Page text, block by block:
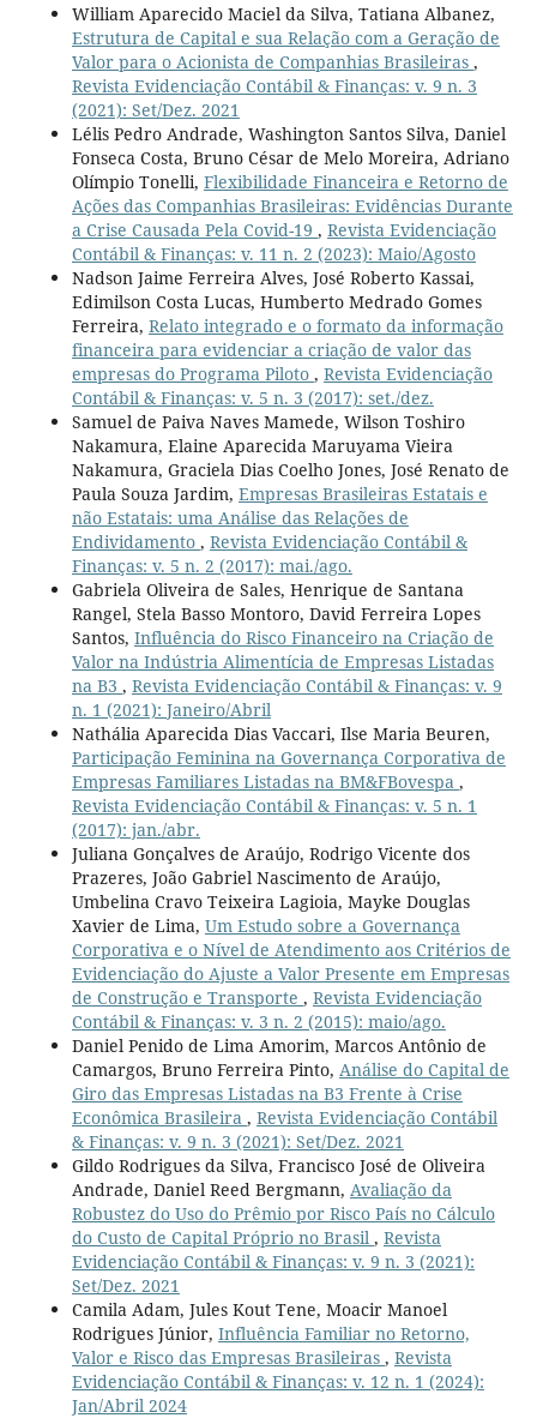
William Aparecido Maciel da Silva, Tatiana Albanez,
Estrutura de Capital e sua Relação com a Geração de
Valor para o Acionista de Companhias Brasileiras ,
Revista Evidenciação Contábil & Finanças: v. 9 n. 3
(2021): Set/Dez. 2021
Lélis Pedro Andrade, Washington Santos Silva, Daniel
Fonseca Costa, Bruno César de Melo Moreira, Adriano
Olímpio Tonelli, Flexibilidade Financeira e Retorno de
Ações das Companhias Brasileiras: Evidências Durante
a Crise Causada Pela Covid-19 , Revista Evidenciação
Contábil & Finanças: v. 11 n. 2 (2023): Maio/Agosto
Nadson Jaime Ferreira Alves, José Roberto Kassai,
Edimilson Costa Lucas, Humberto Medrado Gomes
Ferreira, Relato integrado e o formato da informação
financeira para evidenciar a criação de valor das
empresas do Programa Piloto , Revista Evidenciação
Contábil & Finanças: v. 5 n. 3 (2017): set./dez.
Samuel de Paiva Naves Mamede, Wilson Toshiro
Nakamura, Elaine Aparecida Maruyama Vieira
Nakamura, Graciela Dias Coelho Jones, José Renato de
Paula Souza Jardim, Empresas Brasileiras Estatais e
não Estatais: uma Análise das Relações de
Endividamento , Revista Evidenciação Contábil &
Finanças: v. 5 n. 2 (2017): mai./ago.
Gabriela Oliveira de Sales, Henrique de Santana
Rangel, Stela Basso Montoro, David Ferreira Lopes
Santos, Influência do Risco Financeiro na Criação de
Valor na Indústria Alimentícia de Empresas Listadas
na B3 , Revista Evidenciação Contábil & Finanças: v. 9
n. 1 (2021): Janeiro/Abril
Nathália Aparecida Dias Vaccari, Ilse Maria Beuren,
Participação Feminina na Governança Corporativa de
Empresas Familiares Listadas na BM&FBovespa ,
Revista Evidenciação Contábil & Finanças: v. 5 n. 1
(2017): jan./abr.
Juliana Gonçalves de Araújo, Rodrigo Vicente dos
Prazeres, João Gabriel Nascimento de Araújo,
Umbelina Cravo Teixeira Lagioia, Mayke Douglas
Xavier de Lima, Um Estudo sobre a Governança
Corporativa e o Nível de Atendimento aos Critérios de
Evidenciação do Ajuste a Valor Presente em Empresas
de Construção e Transporte , Revista Evidenciação
Contábil & Finanças: v. 3 n. 2 (2015): maio/ago.
Daniel Penido de Lima Amorim, Marcos Antônio de
Camargos, Bruno Ferreira Pinto, Análise do Capital de
Giro das Empresas Listadas na B3 Frente à Crise
Econômica Brasileira , Revista Evidenciação Contábil
& Finanças: v. 9 n. 3 (2021): Set/Dez. 2021
Gildo Rodrigues da Silva, Francisco José de Oliveira
Andrade, Daniel Reed Bergmann, Avaliação da
Robustez do Uso do Prêmio por Risco País no Cálculo
do Custo de Capital Próprio no Brasil , Revista
Evidenciação Contábil & Finanças: v. 9 n. 3 (2021):
Set/Dez. 2021
Camila Adam, Jules Kout Tene, Moacir Manoel
Rodrigues Júnior, Influência Familiar no Retorno,
Valor e Risco das Empresas Brasileiras , Revista
Evidenciação Contábil & Finanças: v. 12 n. 1 (2024):
Jan/Abril 2024